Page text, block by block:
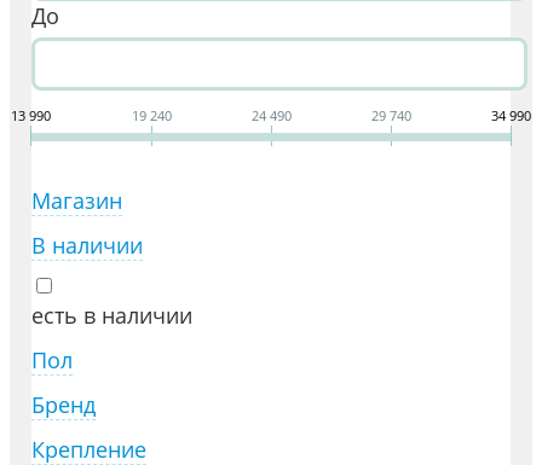
До
13 990 19 240 24 490 29 740 34 990
Магазин
В наличии
есть в наличии
Пол
Бренд
Крепление